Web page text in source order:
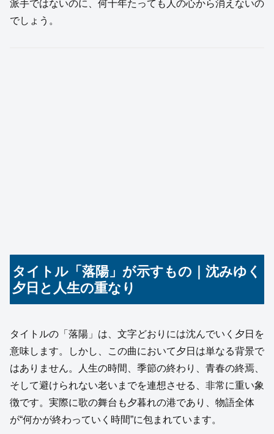
派手ではないのに、何十年たっても人の心から消えないの
でしょう。
タイトル「落陽」が示すもの｜沈みゆく
夕日と人生の重なり
タイトルの「落陽」は、文字どおりには沈んでいく夕日を
意味します。しかし、この曲において夕日は単なる背景で
はありません。人生の時間、季節の終わり、青春の終焉、
そして避けられない老いまでを連想させる、非常に重い象
徴です。実際に歌の舞台も夕暮れの港であり、物語全体
が“何かが終わっていく時間”に包まれています。